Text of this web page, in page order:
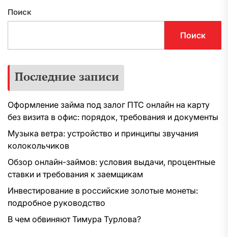
Поиск
Поиск
Последние записи
Оформление займа под залог ПТС онлайн на карту
без визита в офис: порядок, требования и документы
Музыка ветра: устройство и принципы звучания
колокольчиков
Обзор онлайн-займов: условия выдачи, процентные
ставки и требования к заемщикам
Инвестирование в российские золотые монеты:
подробное руководство
В чем обвиняют Тимура Турлова?